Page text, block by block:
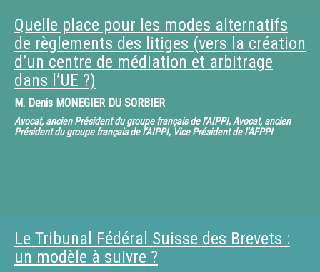
Quelle place pour les modes alternatifs
de règlements des litiges (vers la création
d’un centre de médiation et arbitrage
dans l’UE ?)
M. Denis MONEGIER DU SORBIER
Avocat, ancien Président du groupe français de l’AIPPI, Avocat, ancien
Président du groupe français de l’AIPPI, Vice Président de l’AFPPI
Le Tribunal Fédéral Suisse des Brevets :
un modèle à suivre ?